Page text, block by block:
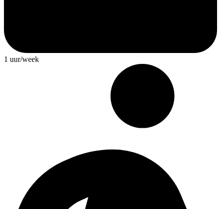
1 uur/week